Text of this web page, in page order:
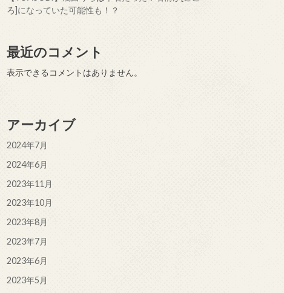
ろ]になっていた可能性も！？
最近のコメント
表示できるコメントはありません。
アーカイブ
2024年7月
2024年6月
2023年11月
2023年10月
2023年8月
2023年7月
2023年6月
2023年5月